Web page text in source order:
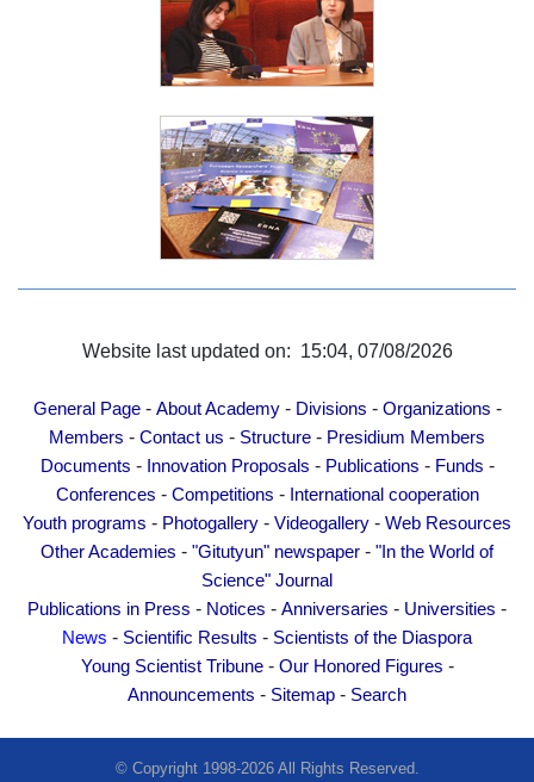
Website last updated on: 15:04, 07/08/2026
General Page- About Academy- Divisions - Organizations -
Members - Contact us - Structure - Presidium Members
Documents - Innovation Proposals - Publications - Funds -
Conferences - Competitions - International cooperation
Youth programs - Photogallery - Videogallery - Web Resources
Other Academies - "Gitutyun" newspaper - "In the World of
Science" Journal
Publications in Press - Notices - Anniversaries - Universities -
News - Scientific Results - Scientists of the Diaspora
Young Scientist Tribune- Our Honored Figures -
Announcements - Sitemap - Search
© Copyright 1998-2026 All Rights Reserved.